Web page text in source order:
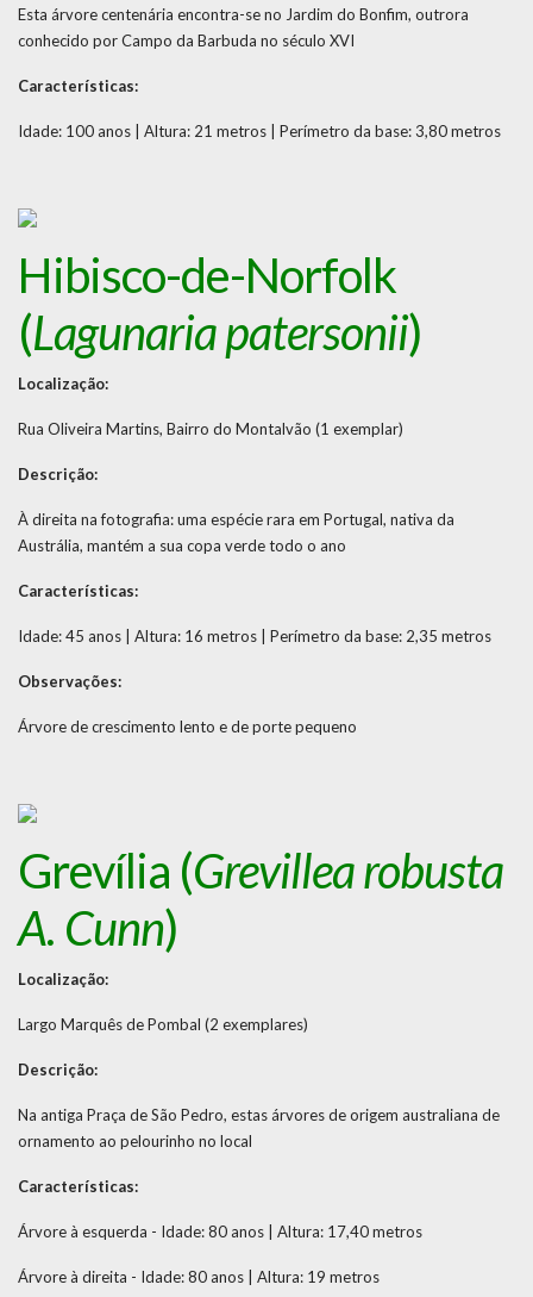
Esta árvore centenária encontra-se no Jardim do Bonfim, outrora
conhecido por Campo da Barbuda no século XVI
Características:
Idade: 100 anos | Altura: 21 metros | Perímetro da base: 3,80 metros
Hibisco-de-Norfolk
(Lagunaria patersonii)
Localização:
Rua Oliveira Martins, Bairro do Montalvão (1 exemplar)
Descrição:
À direita na fotografia: uma espécie rara em Portugal, nativa da
Austrália, mantém a sua copa verde todo o ano
Características:
Idade: 45 anos | Altura: 16 metros | Perímetro da base: 2,35 metros
Observações:
Árvore de crescimento lento e de porte pequeno
Grevília (Grevillea robusta
A. Cunn)
Localização:
Largo Marquês de Pombal (2 exemplares)
Descrição:
Na antiga Praça de São Pedro, estas árvores de origem australiana de
ornamento ao pelourinho no local
Características:
Árvore à esquerda - Idade: 80 anos | Altura: 17,40 metros
Árvore à direita - Idade: 80 anos | Altura: 19 metros